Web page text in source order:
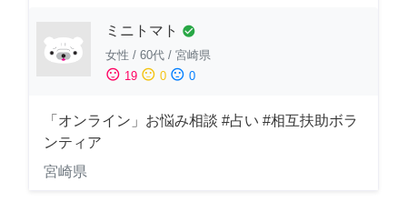
ミニトマト check_circle
女性 / 60代 / 宮崎県
sentiment_satisfied 19 sentiment_neutral 0 sentiment_dissatisfied 0
「オンライン」お悩み相談 #占い #相互扶助ボラ
ンティア
宮崎県